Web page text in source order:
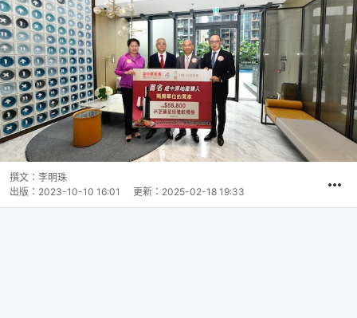
撰文： 李明珠
出版： 2023-10-10 16:01 更新： 2025-02-18 19:33